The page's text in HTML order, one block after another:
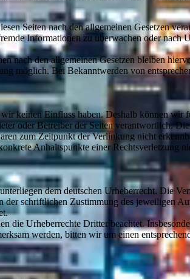
Seiten nach den allgemeinen Gesetzen
Informationen zu überwachen oder nach
nach den allgemeinen Gesetzen bleiben
möglich. Bei Bekanntwerden von
keinen Einfluss haben. Deshalb können wir
oder Betreiber der Seiten verantwortlich.
zum Zeitpunkt der Verlinkung nicht
Anhaltspunkte einer Rechtsverletzung
dem deutschen Urheberrecht. Die
der schriftlichen Zustimmung des jeweiligen
die Urheberrechte Dritter beachtet.
werden, bitten wir um einen